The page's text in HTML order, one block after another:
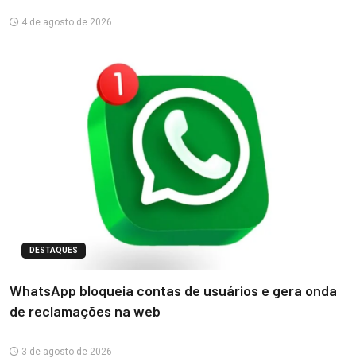
4 de agosto de 2026
DESTAQUES
WhatsApp bloqueia contas de usuários e gera onda
de reclamações na web
3 de agosto de 2026